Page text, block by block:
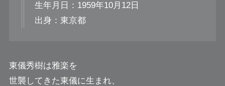
生年月日：1959年10月12日
出身：東京都
東儀秀樹は雅楽を
世襲してきた東儀に生まれ、